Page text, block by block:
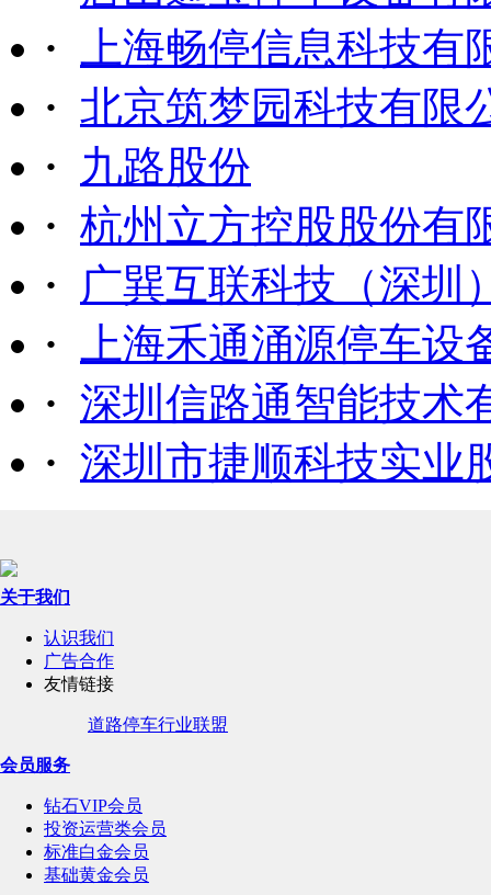
·
上海畅停信息科技有
· 北京筑梦园科技有限
·
九路股份
· 杭州立方控股股份有
·
广巽互联科技（深圳
·
上海禾通涌源停车设
· 深圳信路通智能技术
· 深圳市捷顺科技实业
关于我们
认识我们
广告合作
友情链接
道路停车行业联盟
会员服务
钻石VIP会员
投资运营类会员
标准白金会员
基础黄金会员